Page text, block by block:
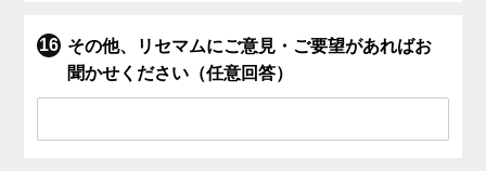
その他、リセマムにご意見・ご要望があればお
聞かせください（任意回答）